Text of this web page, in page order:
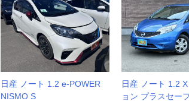
日産 ノート 1.2 e-POWER
NISMO S
日産 ノート 1.2
ョン プラスセー